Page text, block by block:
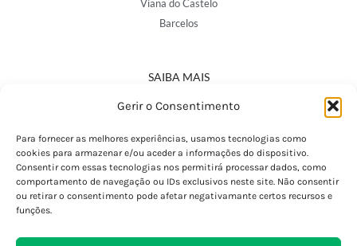
Gerir o Consentimento
Para fornecer as melhores experiências, usamos tecnologias como
cookies para armazenar e/ou aceder a informações do dispositivo.
Consentir com essas tecnologias nos permitirá processar dados, como
comportamento de navegação ou IDs exclusivos neste site. Não consentir
ou retirar o consentimento pode afetar negativamante certos recursos e
funções.
Viana do Castelo
Barcelos
SAIBA MAIS
Política de Privacidade
Termos e Condições
Perguntas Frequentes
Custos de Envio
Encomendas Internacionais
Devoluções e Trocas